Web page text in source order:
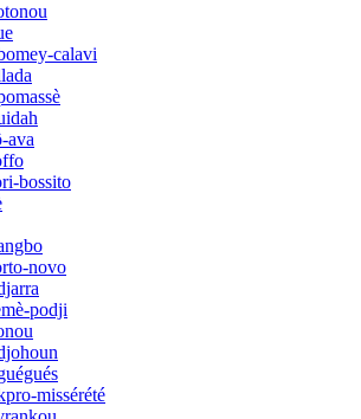
calavi
ava
bossito
novo
podji
missérété